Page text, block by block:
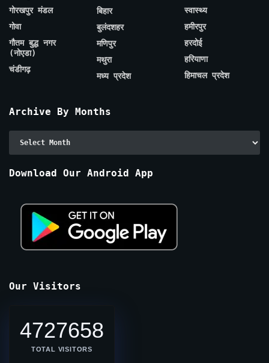
गोरखपुर मंडल
गोवा
गौतम बुद्ध नगर
(नोएडा)
चंडीगढ़
बिहार
बुलंदशहर
मणिपुर
मथुरा
मध्य प्रदेश
स्वास्थ्य
हमीरपुर
हरदोई
हरियाणा
हिमाचल प्रदेश
Archive By Months
Download Our Android App
Our Visitors
4727658
TOTAL VISITORS